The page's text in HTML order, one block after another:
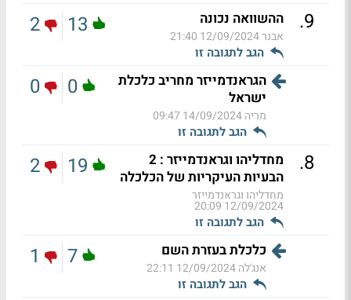
9
. ההשוואה נכונה
אבנר12/09/2024 21:40
הגב לתגובה זו
13
2
הגראנדמייזר מחריב כלכלת
ישראל
מריה14/09/2024 09:47
הגב לתגובה זו
0
0
8
.
מחדליהו וגראנדמייזר : 2
הבעיות העיקריות של הכלכלה
מחדליהו וגראנדמייזר
12/09/2024 20:09
הגב לתגובה זו
19
2
כלכלת בעזרת השם
אנג'לה12/09/2024 22:11
הגב לתגובה זו
7
1